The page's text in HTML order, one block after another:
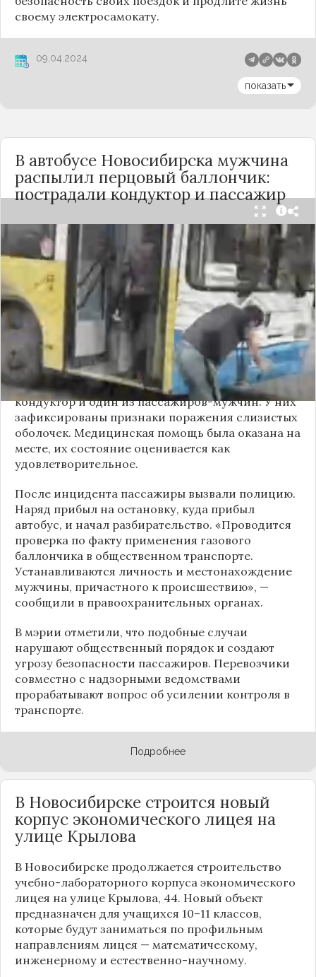
своему электросамокату.
09.04.2024
показать
В автобусе Новосибирска мужчина
распылил перцовый баллончик:
пострадали кондуктор и пассажир
Вечером 24 сентября в салоне автобуса маршрута
№18 в Новосибирске произошёл инцидент с
применением перцового баллончика. Как
сообщили очевидцы в
Telegram-канале
«Инцидент Новосибирск», неизвестный
мужчина с бородой сначала вступил в перепалку
с кондуктором, затем поссорился с другими
пассажирами. В ходе конфликта он достал
газовый баллончик и распылил его в салоне.
По предварительным данным, пострадали
кондуктор и один из пассажиров-мужчин. У них
зафиксированы признаки поражения слизистых
оболочек. Медицинская помощь была оказана на
месте, их состояние оценивается как
удовлетворительное.
После инцидента пассажиры вызвали полицию.
Наряд прибыл на остановку, куда прибыл
автобус, и начал разбирательство. «Проводится
проверка по факту применения газового
баллончика в общественном транспорте.
Устанавливаются личность и местонахождение
мужчины, причастного к происшествию», —
сообщили в правоохранительных органах.
В мэрии отметили, что подобные случаи
нарушают общественный порядок и создают
угрозу безопасности пассажиров. Перевозчики
совместно с надзорными ведомствами
прорабатывают вопрос об усилении контроля в
транспорте.
Подробнее
В Новосибирске строится новый
корпус экономического лицея на
улице Крылова
В Новосибирске продолжается строительство
учебно-лабораторного корпуса экономического
лицея на улице Крылова, 44. Новый объект
предназначен для учащихся 10–11 классов,
которые будут заниматься по профильным
направлениям лицея — математическому,
инженерному и естественно-научному.